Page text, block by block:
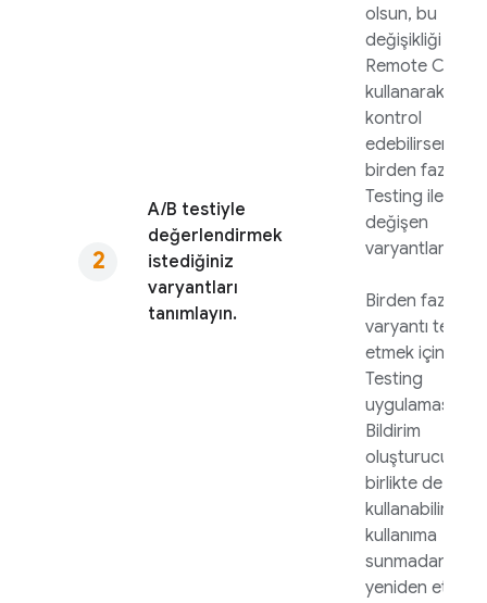
A/B testiyle
değerlendirmek
istediğiniz
varyantları
tanımlayın.
olsun, bu
değişikliği
Remote Config
kullanarak
kontrol
edebilirseniz,
birden fazla
Testing ile
değişen
varyantlar.
Birden fazla
varyantı test
etmek için
Testing
uygulamasını
Bildirim
oluşturucuyla
birlikte de
kullanabilirsiniz
kullanıma
sunmadan
yeniden